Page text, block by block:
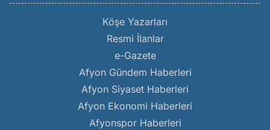
Köşe Yazarları
Resmi İlanlar
e-Gazete
Afyon Gündem Haberleri
Afyon Siyaset Haberleri
Afyon Ekonomi Haberleri
Afyonspor Haberleri